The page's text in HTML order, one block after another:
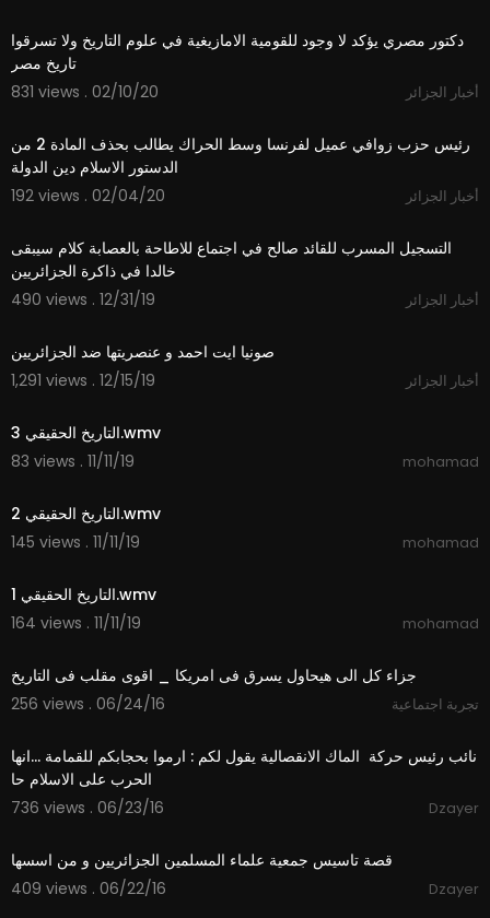
دكتور مصري يؤكد لا وجود للقومية الامازيغية في علوم التاريخ ولا تسرقوا
تاريخ مصر
831 views . 02/10/20
أخبار الجزائر
رئيس حزب زوافي عميل لفرنسا وسط الحراك يطالب بحذف المادة 2 من
الدستور الاسلام دين الدولة
192 views . 02/04/20
أخبار الجزائر
التسجيل المسرب للقائد صالح في اجتماع للاطاحة بالعصابة كلام سيبقى
خالدا في ذاكرة الجزائريين
490 views . 12/31/19
أخبار الجزائر
صونيا ايت احمد و عنصريتها ضد الجزائريين
1,291 views . 12/15/19
أخبار الجزائر
التاريخ الحقيقي 3.wmv
83 views . 11/11/19
mohamad
التاريخ الحقيقي 2.wmv
145 views . 11/11/19
mohamad
التاريخ الحقيقي 1.wmv
164 views . 11/11/19
mohamad
جزاء كل الى هيحاول يسرق فى امريكا _ اقوى مقلب فى التاريخ
256 views . 06/24/16
تجربة اجتماعية
نائب رئيس حركة ‫ ‏الماك‬ الانقصالية يقول لكم : ارموا بحجابكم‬ للقمامة ...انها
الحرب على الاسلام حا
736 views . 06/23/16
Dzayer
قصة تاسيس جمعية علماء المسلمين الجزائريين و من اسسها
409 views . 06/22/16
Dzayer